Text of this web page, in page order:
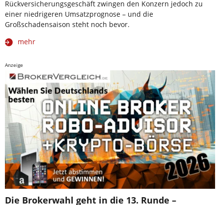
Rückversicherungsgeschäft zwingen den Konzern jedoch zu
einer niedrigeren Umsatzprognose – und die
Großschadensaison steht noch bevor.
mehr
Anzeige
Die Brokerwahl geht in die 13. Runde –